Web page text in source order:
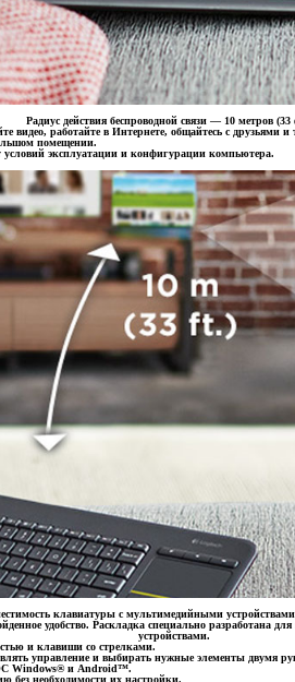
Радиус действия беспроводной связи — 10 метров (33
видео, работайте в Интернете, общайтесь с друзьями и
помещении.
условий эксплуатации и конфигурации компьютера.
клавиатуры с мультимедийными устройствами
удобство. Раскладка специально
устройствами.
и клавиши со стрелками.
управление и выбирать нужные элементы двумя
Windows® и Android™.
без необходимости их настройки.